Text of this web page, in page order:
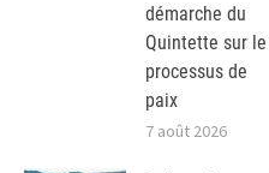
démarche du
Quintette sur le
processus de
paix
7 août 2026